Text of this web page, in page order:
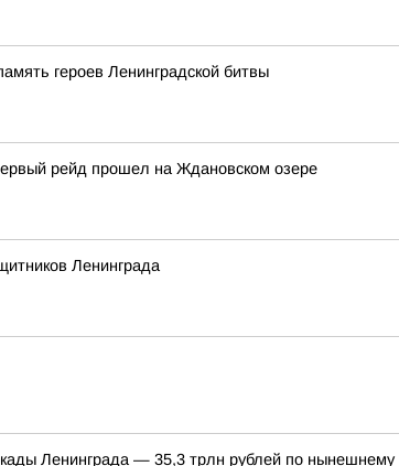
героев Ленинградской битвы
рейд прошел на Ждановском озере
Ленинграда
Ленинграда — 35,3 трлн рублей по нынешнему